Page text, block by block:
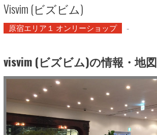
Visvim (ビズビム)
原宿エリア１ オンリーショップ -
visvim (ビズビム)の情報・地図